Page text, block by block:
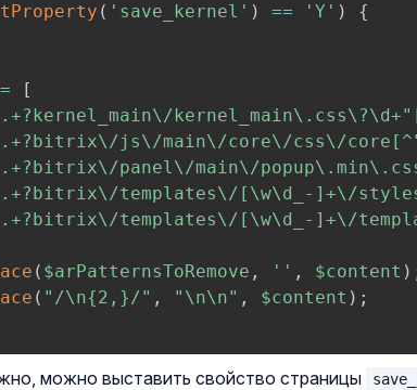
( 'save_kernel' ) == 'Y' )
{
=
[
js\/main\/core\/css\/
panel\/main\/
templates\/[\w\d_-]+\/
templates\/[\w\d_-]+\/
( $arPatternsToRemove , '' , $content )
( "/\n{2,}/" , "\n\n" , $content ) ;
можно выставить свойство страницы